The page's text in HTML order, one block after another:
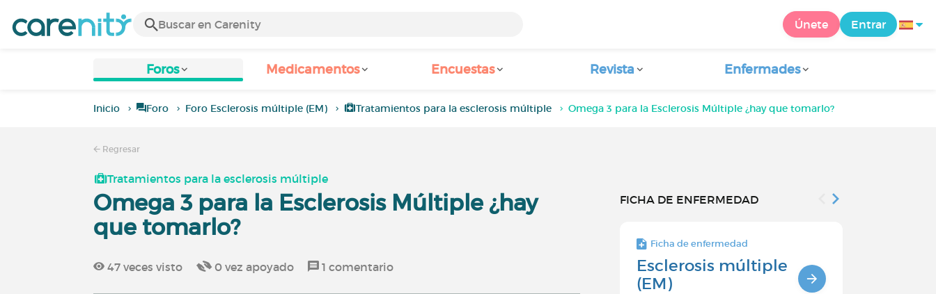
Únete Entrar
Foros Medicamentos Encuestas Revista Enfermades
Inicio Foro Foro Esclerosis múltiple (EM) Tratamientos para la esclerosis múltiple Omega 3 para la Esclerosis Múltiple ¿hay que tomarlo?
Regresar
Tratamientos para la esclerosis múltiple
Omega 3 para la Esclerosis Múltiple ¿hay
que tomarlo?
47 veces visto 0 vez apoyado 1 comentario
FICHA DE ENFERMEDAD
Ficha de enfermedad
Esclerosis múltiple
(EM)